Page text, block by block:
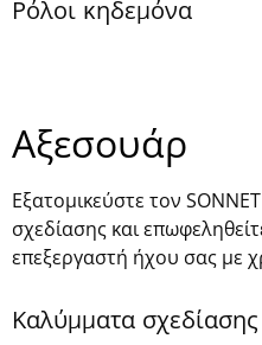
Ρόλοι κηδεμόνα
Αξεσουάρ
Εξατομικεύστε τον
σχεδίασης και
επεξεργαστή ήχου σας με
Καλύμματα σχεδίασης